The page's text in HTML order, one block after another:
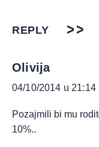
REPLY
Olivija
04/10/2014 u 21:14
Pozajmili bi mu
10%..